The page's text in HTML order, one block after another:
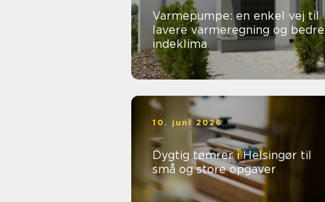
Varmepumpe: en enkel vej til
lavere varmeregning og bedre
indeklima
10. juni 2026
Dygtig tømrer i Helsingør til
små og store opgaver